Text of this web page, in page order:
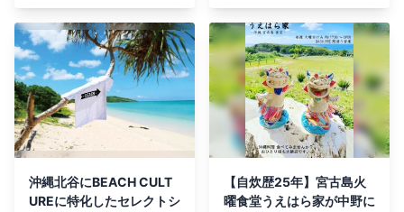
沖縄北谷にBEACH CULT
UREに特化したセレクトシ
【自炊歴25年】宮古島火
曜食堂うえはら家が中野に